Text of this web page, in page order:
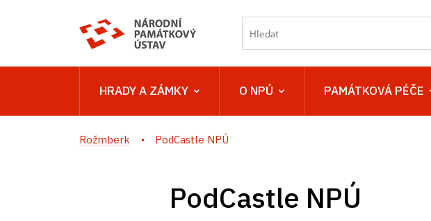
HRADY A ZÁMKY O NPÚ PAMÁTKOVÁ PÉČE
Rožmberk PodCastle NPÚ
PodCastle NPÚ